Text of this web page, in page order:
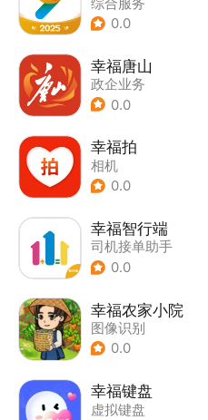
综合服务
0.0
幸福唐山
政企业务
0.0
幸福拍
相机
0.0
幸福智行端
司机接单助手
0.0
幸福农家小院
图像识别
0.0
幸福键盘
虚拟键盘